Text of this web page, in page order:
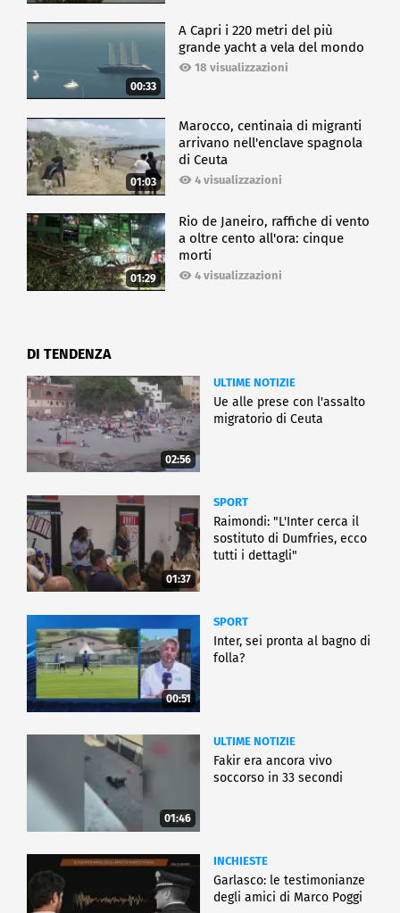
00:33
A Capri i 220 metri del più
grande yacht a vela del mondo
18 visualizzazioni
01:03
Marocco, centinaia di migranti
arrivano nell'enclave spagnola
di Ceuta
4 visualizzazioni
01:29
Rio de Janeiro, raffiche di vento
a oltre cento all'ora: cinque
morti
4 visualizzazioni
DI TENDENZA
02:56
ULTIME NOTIZIE
Ue alle prese con l'assalto
migratorio di Ceuta
01:37
SPORT
Raimondi: "L'Inter cerca il
sostituto di Dumfries, ecco
tutti i dettagli"
00:51
SPORT
Inter, sei pronta al bagno di
folla?
01:46
ULTIME NOTIZIE
Fakir era ancora vivo
soccorso in 33 secondi
INCHIESTE
Garlasco: le testimonianze
degli amici di Marco Poggi